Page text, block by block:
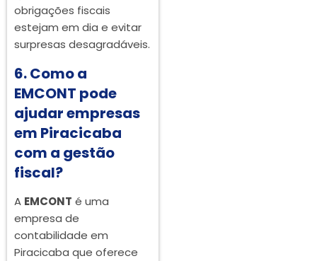
obrigações fiscais
estejam em dia e evitar
surpresas desagradáveis.
6. Como a
EMCONT pode
ajudar empresas
em Piracicaba
com a gestão
fiscal?
A EMCONT é uma
empresa de
contabilidade em
Piracicaba que oferece